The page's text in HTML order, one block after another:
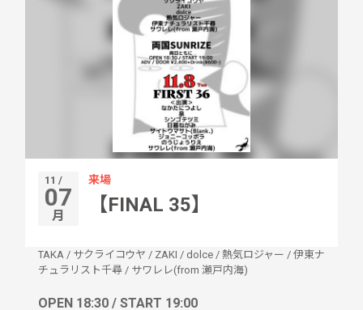
11 /
07
月
来場
【FINAL 35】
TAKA / サクライコウヤ / ZAKI / dolce / 熱気ロジャー / 伊東ナ
チュラリスト千尋 / サワレレ(from 瀬戸内海)
OPEN 18:30 / START 19:00